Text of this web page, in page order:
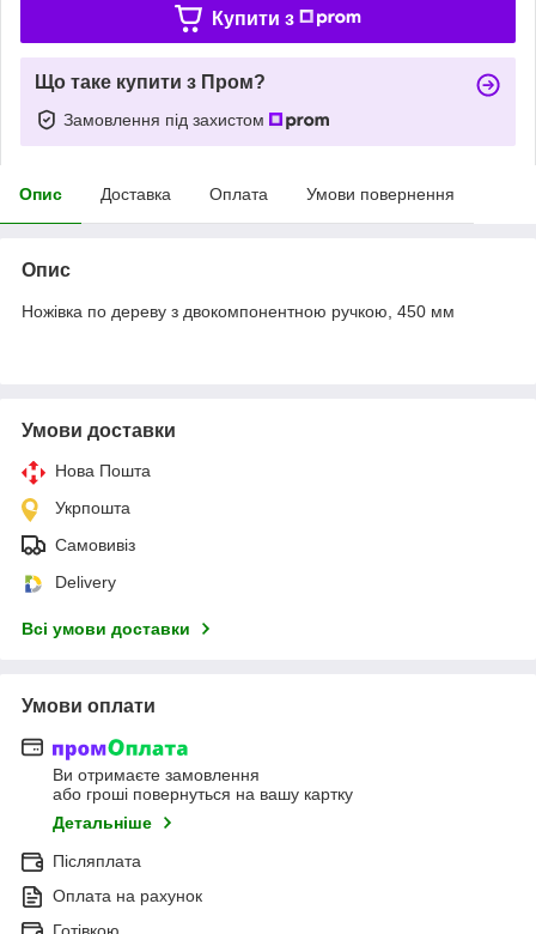
Купити з
Що таке купити з Пром?
Замовлення під захистом
Опис Доставка Оплата Умови повернення
Опис
Ножівка по дереву з двокомпонентною ручкою, 450 мм
Умови доставки
Нова Пошта
Укрпошта
Самовивіз
Delivery
Всі умови доставки
Умови оплати
Ви отримаєте замовлення
або гроші повернуться на вашу картку
Детальніше
Післяплата
Оплата на рахунок